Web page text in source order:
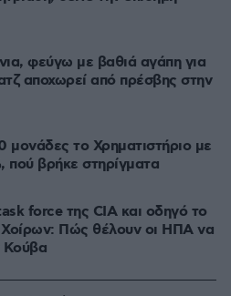
φεύγω με βαθιά αγάπη για
αποχωρεί από πρέσβης στην
το Χρηματιστήριο με
πού βρήκε στηρίγματα
force της CIA και οδηγό το
Πώς θέλουν οι ΗΠΑ να
Κούβα